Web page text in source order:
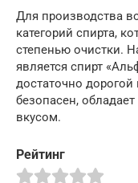
Для производства
категорий спирта,
степенью очистки.
является спирт
достаточно
безопасен,
вкусом.
Рейтинг